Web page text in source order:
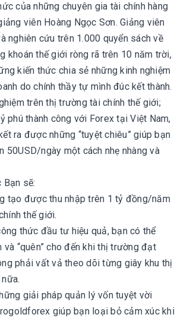
của những chuyên gia tài chính hàng
viên Hoàng Ngọc Sơn. Giảng viên
nghiên cứu trên 1.000 quyển sách về
khoán thế giới ròng rã trên 10 năm trời,
kiến thức chia sẻ những kinh nghiệm
do chính thầy tự mình đúc kết thành.
trên thị trường tài chính thế giới;
phú thành công với Forex tại Việt Nam,
ra được những “tuyệt chiêu” giúp bạn
50USD/ngày một cách nhẹ nhàng và
Bạn sẽ:
được thu nhập trên 1 tỷ đồng/năm
thế giới.
thức đầu tư hiệu quả, bạn có thể
“quên” cho đến khi thị trường đạt
phải vất vả theo dõi từng giây khu thị
giải pháp quản lý vốn tuyệt vời
giúp bạn loại bỏ cảm xúc khi